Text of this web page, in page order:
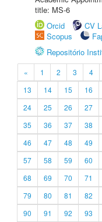
title: MS-6
Orcid
CV
Scopus
Repositório
« 1 2 3 4
13
14 15 16
24
25 26 27
35
36 37 38
46
47 48 49
57
58 59 60
68
69 70 71
79
80 81 82
90
91 92 93